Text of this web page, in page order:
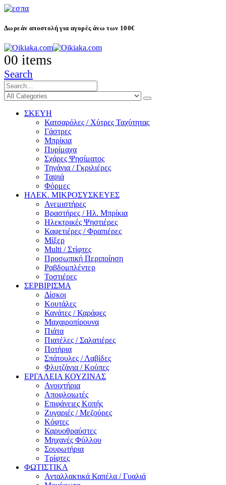
Δωρεάν αποστολή για αγορές άνω των 100€
00 items
Search
ΣΚΕΥΗ
Κατσαρόλες / Χύτρες Ταχύτητας
Γάστρες
Μπρίκια
Πυρίμαχα
Σχάρες Ψησίματος
Τηγάνια / Γκριλιέρες
Ταψιά
Φόρμες
ΗΛΕΚ. ΜΙΚΡΟΣΥΣΚΕΥΕΣ
Ανεμιστήρες
Βραστήρες / Ηλ. Μπρίκια
Ηλεκτρικές Ψηστιέρες
Καφετιέρες / Φραπιέρες
Μίξερ
Multi / Στίφτες
Προσωπική Περιποίηση
Ραβδομπλέντερ
Τοστιέρες
ΣΕΡΒΙΡΙΣΜΑ
Δίσκοι
Κουτάλες
Κανάτες / Καράφες
Μαχαιροπίρουνα
Πιάτα
Πιατέλες / Σαλατιέρες
Ποτήρια
Σπάτουλες / Λαβίδες
Φλυτζάνια / Κούπες
ΕΡΓΑΛΕΙΑ ΚΟΥΖΙΝΑΣ
Ανοιχτήρια
Αποφλοιωτές
Επιφάνειες Κοπής
Ζυγαριές / Μεζούρες
Κόφτες
Καρυοθραύστες
Μηχανές Φύλλου
Σουρωτήρια
Τρίφτες
ΦΩΤΙΣΤΙΚΑ
Ανταλλακτικά Καπέλα / Γυαλιά